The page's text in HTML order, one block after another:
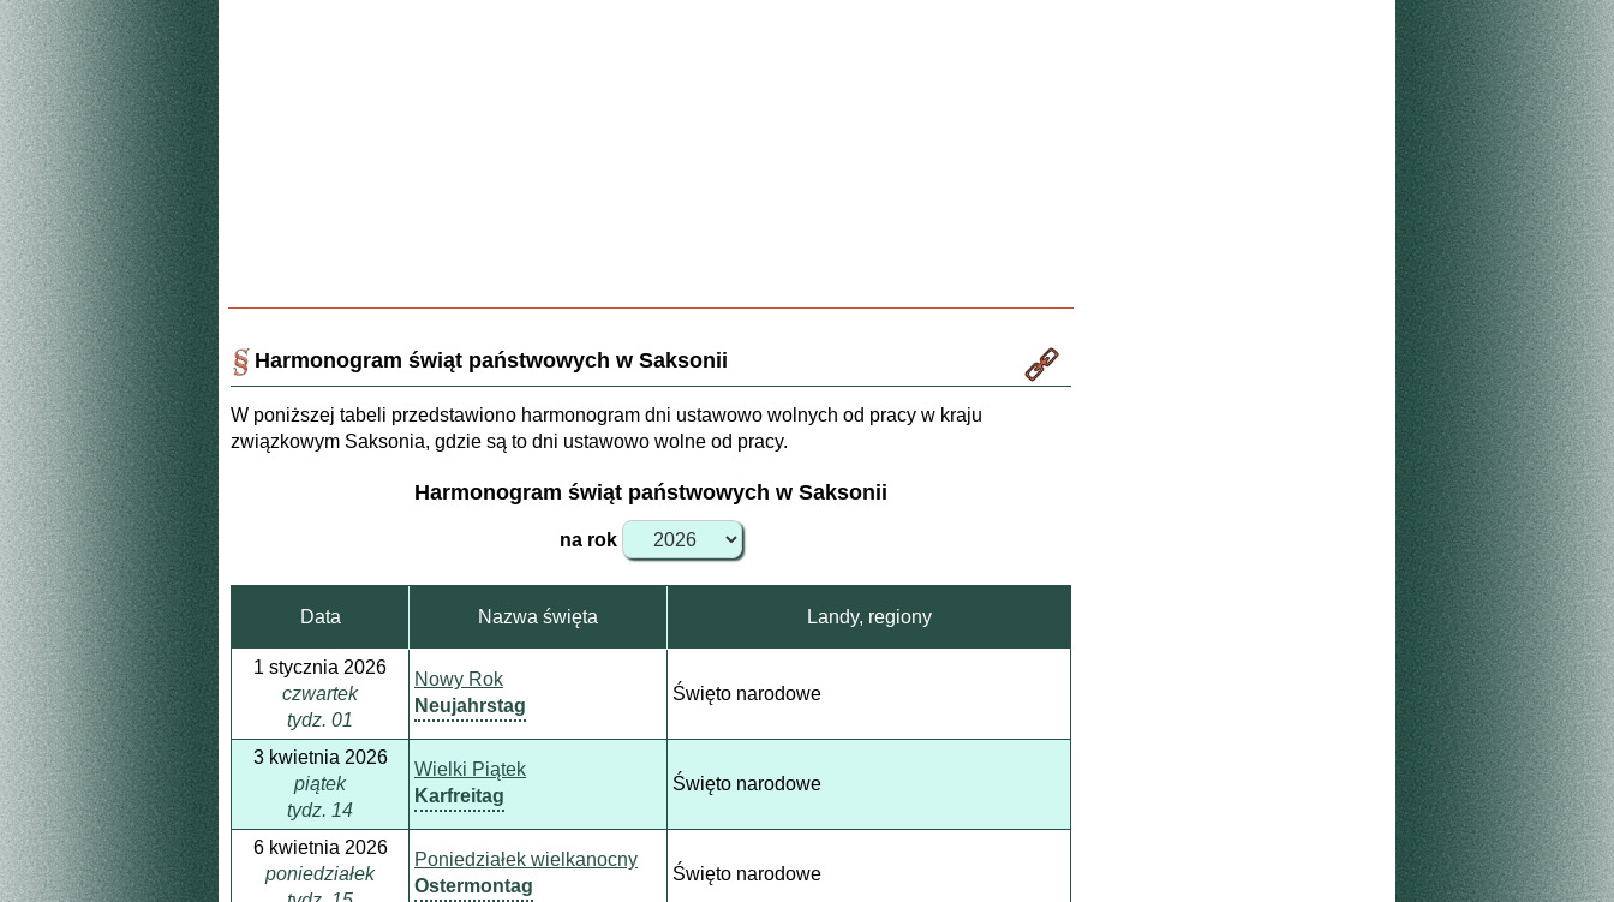
Harmonogram świąt państwowych w Saksonii
W poniższej tabeli przedstawiono harmonogram dni ustawowo wolnych od pracy w kraju
związkowym Saksonia, gdzie są to dni ustawowo wolne od pracy.
Harmonogram świąt państwowych w Saksonii
na rok
Data Nazwa święta Landy, regiony
1 stycznia 2026
czwartek
tydz. 01
Nowy Rok
Neujahrstag
Święto narodowe
3 kwietnia 2026
piątek
tydz. 14
Wielki Piątek
Karfreitag
Święto narodowe
6 kwietnia 2026
poniedziałek
Poniedziałek wielkanocny
Ostermontag
Święto narodowe